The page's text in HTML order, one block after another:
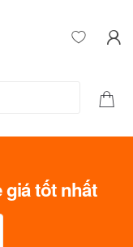
giá tốt nhất